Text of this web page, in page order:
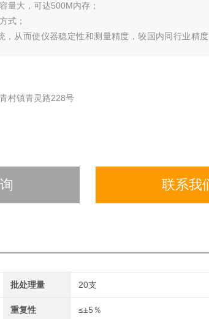
量大，可达500M内存；
式；
，从而使仪器稳定性和测量精度，较国内同行业精度
村镇青灵路228号
联系我
批处理量 20支
重复性 ≤±5％